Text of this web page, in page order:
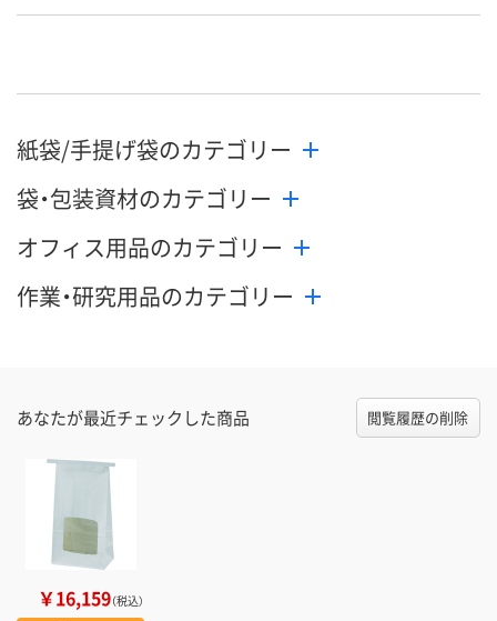
紙袋/手提げ袋のカテゴリー
袋・包装資材のカテゴリー
オフィス用品のカテゴリー
作業・研究用品のカテゴリー
あなたが最近チェックした商品 閲覧履歴の削除
￥16,159（税込）